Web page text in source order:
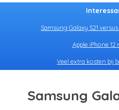
Samsung Galaxy S21 versus
Apple iPhone
Veel extra kosten bij
Samsung